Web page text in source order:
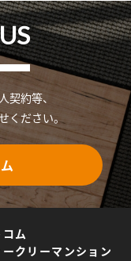
約等、
ください。
ム
クリーマンション